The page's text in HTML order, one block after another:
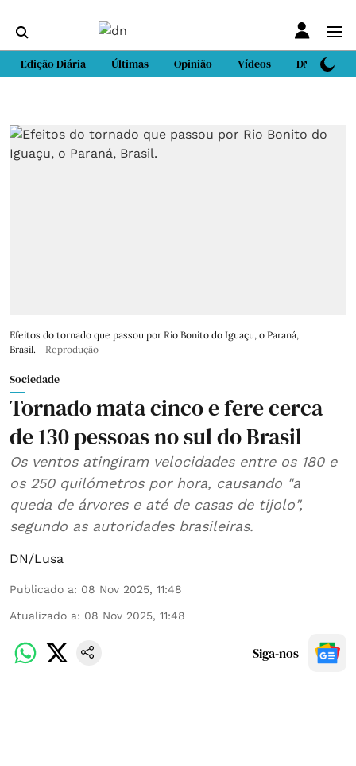
Edição Diária Últimas Opinião Vídeos DN Sport
Efeitos do tornado que passou por Rio Bonito do Iguaçu, o Paraná,
Brasil.
Reprodução
Sociedade
Tornado mata cinco e fere cerca
de 130 pessoas no sul do Brasil
Os ventos atingiram velocidades entre os 180 e
os 250 quilómetros por hora, causando "a
queda de árvores e até de casas de tijolo",
segundo as autoridades brasileiras.
DN/Lusa
Publicado a: 08 Nov 2025, 11:48
Atualizado a: 08 Nov 2025, 11:48
Siga-nos